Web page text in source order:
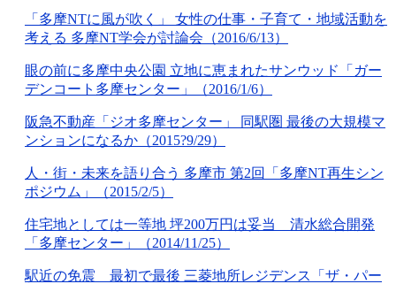
「多摩NTに風が吹く」 女性の仕事・子育て・地域活動を
考える 多摩NT学会が討論会（2016/6/13）
眼の前に多摩中央公園 立地に恵まれたサンウッド「ガー
デンコート多摩センター」（2016/1/6）
阪急不動産「ジオ多摩センター」 同駅圏 最後の大規模マ
ンションになるか（2015?9/29）
人・街・未来を語り合う 多摩市 第2回「多摩NT再生シン
ポジウム」（2015/2/5）
住宅地としては一等地 坪200万円は妥当 清水総合開発
「多摩センター」（2014/11/25）
駅近の免震 最初で最後 三菱地所レジデンス「ザ・パー